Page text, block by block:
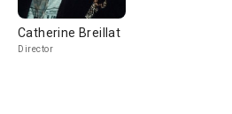
Catherine Breillat
Director